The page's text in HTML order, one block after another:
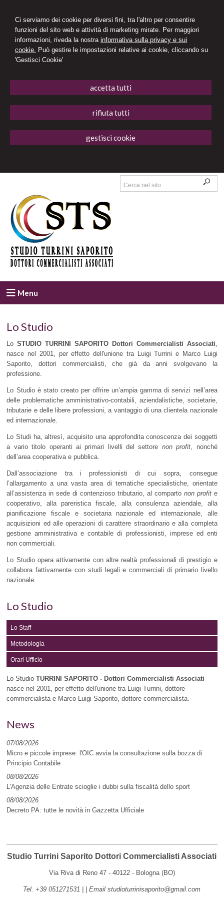
Ci serviamo dei cookie per diversi fini, tra l'altro per consentire
funzioni del sito web e attività di marketing mirate. Per maggiori
informazioni, riveda la nostra informativa sulla privacy e sui
cookie. Può gestire le impostazioni relative ai cookie, cliccando su
'Gestisci Cookie'
accetta tutti
rifiuta tutti
gestisci cookie
Menu
Lo Studio
LoSTUDIO TURRINI SAPORITO Dottori Commercialisti Associati,
nasce nel 2001, per effetto dell'unione tra Luigi Turrini e Marco Luigi
Saporito, dottori commercialisti, che già da anni svolgevano la
professione.
Lo Studio è stato creato per offrire un’ampia gamma di servizi nell’area
delle problematiche amministrativo-contabili, aziendalistiche, societarie,
tributarie e delle libere professioni, a vantaggio di una clientela nazionale
ed internazionale.
Lo Studi ha, altresì, acquisito una approfondita conoscenza dei soggetti
a vario titolo operanti ai primari livelli del settore non profit, nonché
dell’area cooperativa e pubblica.
Dall’associazione tra i professionisti di cui sopra, consegue
l’allargamento a una vasta area di tematiche specialistiche, orientate
all’assistenza in sede di contenzioso tributario, al comparto non profite
cooperativo, alla pareristica fiscale, alla consulenza aziendale, alla
pianificazione fiscale e societaria nazionale ed internazionale, alle
acquisizioni ed alle operazioni di carattere straordinario e alla completa
gestione amministrativa e contabile di professionisti, imprese ed enti
non commerciali.
Lo Studio opera attivamente con altre realtà professionali di prestigio e
collabora fattivamente con studi legali e commerciali di primario livello
nazionale.
Lo Studio
Lo Staff
Metodologia
Orari Ufficio
Lo StudioTURRINI SAPORITO - Dottori Commercialisti Associati
nasce nel 2001, per effetto dell'unione tra Luigi Turrini, dottore
commercialista e Marco Luigi Saporito, dottore commercialista.
News
07/08/2026
Micro e piccole imprese: l'OIC avvia la consultazione sulla bozza di
Principio Contabile
08/08/2026
L'Agenzia delle Entrate scioglie i dubbi sulla fiscalità dello sport
08/08/2026
Decreto PA: tutte le novità in Gazzetta Ufficiale
Studio Turrini Saporito Dottori Commercialisti Associati
Via Riva di Reno 47 - 40122 - Bologna (BO)
Tel.+39 051271531 | Emailstudioturrinisaporito@gmail.com